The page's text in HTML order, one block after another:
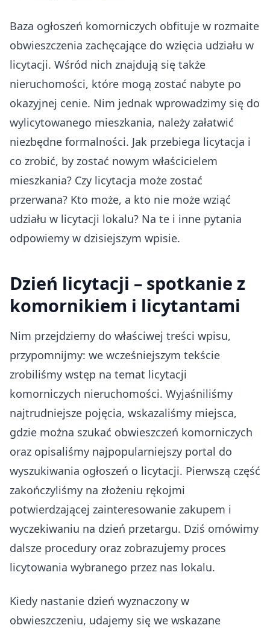
Baza ogłoszeń komorniczych obfituje w rozmaite
obwieszczenia zachęcające do wzięcia udziału w
licytacji. Wśród nich znajdują się także
nieruchomości, które mogą zostać nabyte po
okazyjnej cenie. Nim jednak wprowadzimy się do
wylicytowanego mieszkania, należy załatwić
niezbędne formalności. Jak przebiega licytacja i
co zrobić, by zostać nowym właścicielem
mieszkania? Czy licytacja może zostać
przerwana? Kto może, a kto nie może wziąć
udziału w licytacji lokalu? Na te i inne pytania
odpowiemy w dzisiejszym wpisie.
Dzień licytacji – spotkanie z
komornikiem i licytantami
Nim przejdziemy do właściwej treści wpisu,
przypomnijmy: we wcześniejszym tekście
zrobiliśmy wstęp na temat licytacji
komorniczych nieruchomości. Wyjaśniliśmy
najtrudniejsze pojęcia, wskazaliśmy miejsca,
gdzie można szukać obwieszczeń komorniczych
oraz opisaliśmy najpopularniejszy portal do
wyszukiwania ogłoszeń o licytacji. Pierwszą część
zakończyliśmy na złożeniu rękojmi
potwierdzającej zainteresowanie zakupem i
wyczekiwaniu na dzień przetargu. Dziś omówimy
dalsze procedury oraz zobrazujemy proces
licytowania wybranego przez nas lokalu.
Kiedy nastanie dzień wyznaczony w
obwieszczeniu, udajemy się we wskazane